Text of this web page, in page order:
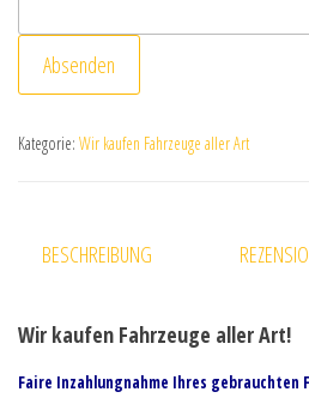
Absenden
Kategorie: Wir kaufen Fahrzeuge aller Art
BESCHREIBUNG
Wir kaufen Fahrzeuge aller Art!
Faire Inzahlungnahme Ihres gebrauchten